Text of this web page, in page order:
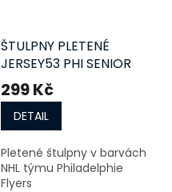
ŠTULPNY PLETENÉ
JERSEY53 PHI SENIOR
299 Kč
DETAIL
Pletené štulpny v barvách
NHL týmu Philadelphie
Flyers